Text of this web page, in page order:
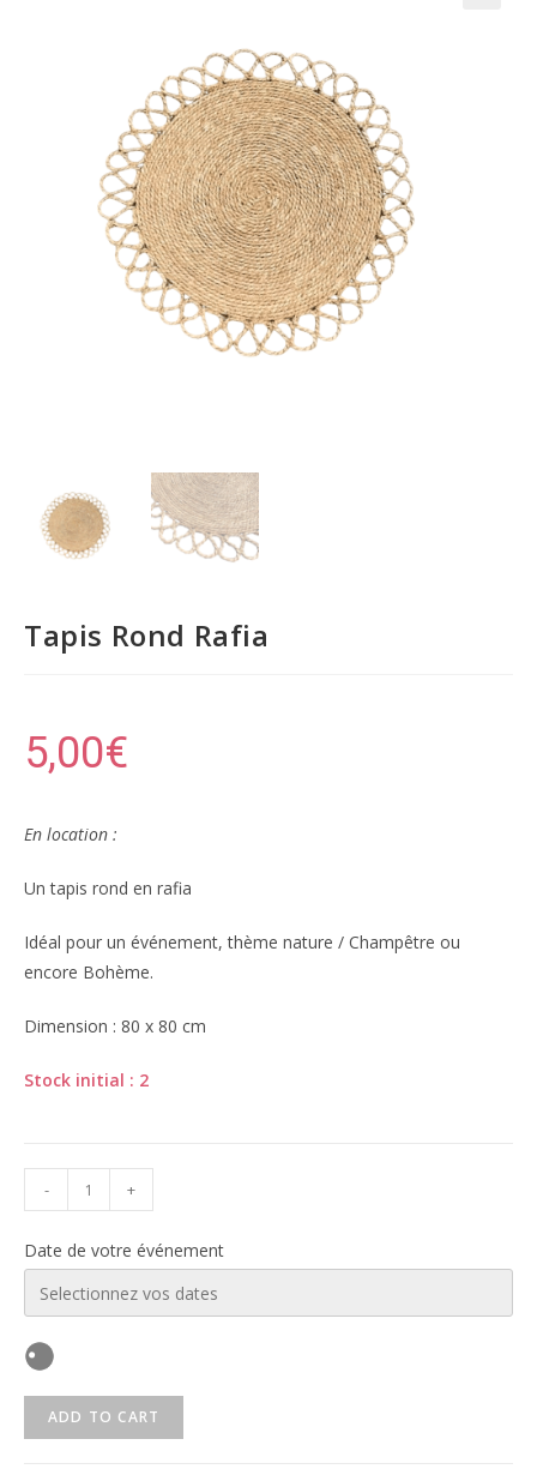
Tapis Rond Rafia
5,00€
En location :
Un tapis rond en rafia
Idéal pour un événement, thème nature / Champêtre ou
encore Bohème.
Dimension : 80 x 80 cm
Stock initial : 2
- +
Date de votre événement
ADD TO CART